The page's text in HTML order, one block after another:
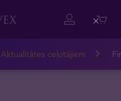
Aktualitātes ceļotājiem
Close